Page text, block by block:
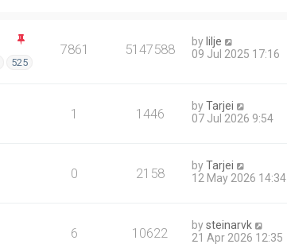
525
7861 5147588 by lilje
09 Jul 2025 17:16
1 1446 byTarjei
07 Jul 2026 9:54
0 2158 byTarjei
12 May 2026 14:34
6 10622 bysteinarvk
21 Apr 2026 12:35